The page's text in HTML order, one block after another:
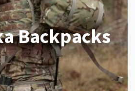
Backpacks